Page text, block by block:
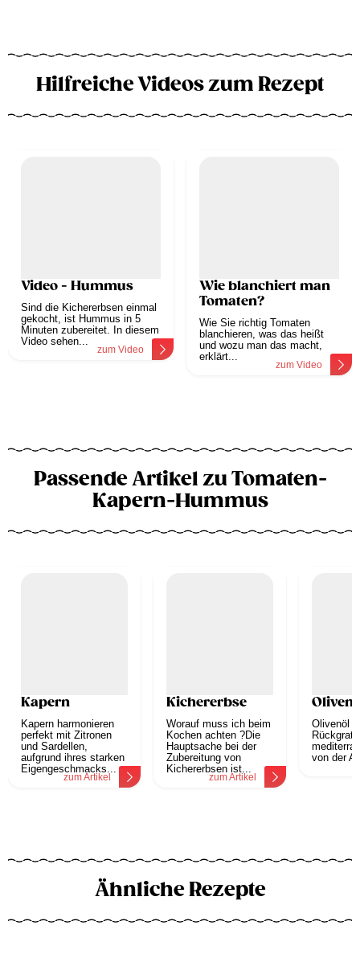
Hilfreiche Videos zum Rezept
Video - Hummus
Sind die Kichererbsen einmal
gekocht, ist Hummus in 5
Minuten zubereitet. In diesem
Video sehen...
zum Video
Wie blanchiert man
Tomaten?
Wie Sie richtig Tomaten
blanchieren, was das heißt
und wozu man das macht,
erklärt...
zum Video
Passende Artikel zu Tomaten-
Kapern-Hummus
Kapern
Kapern harmonieren
perfekt mit Zitronen
und Sardellen,
aufgrund ihres starken
Eigengeschmacks...
zum Artikel
Kichererbse
Worauf muss ich beim
Kochen achten ?Die
Hauptsache bei der
Zubereitung von
Kichererbsen ist...
zum Artikel
Olivenöl
Rückgrat
von der
Ähnliche Rezepte